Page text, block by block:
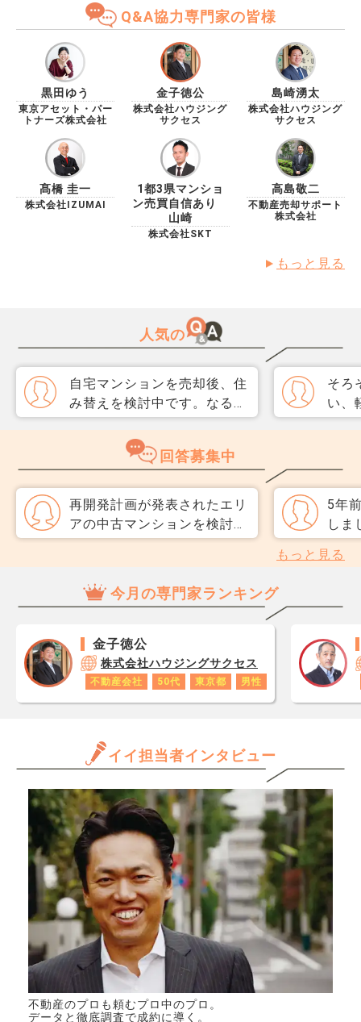
Q&A協力専門家の皆様
黒田ゆう
東京アセット・パー
トナーズ株式会社
金子徳公
株式会社ハウジング
サクセス
島崎湧太
株式会社ハウジング
サクセス
髙橋 圭一
株式会社IZUMAI
1都3県マンショ
ン売買自信あり
山崎
株式会社SKT
高島敬二
不動産売却サポート
株式会社
もっと見る
人気の
自宅マンションを売却後、住
み替えを検討中です。なるべ
く3か月以内に売却をしたい
のですが、一般媒介と専任媒
介で迷っています。 窓口は
だと思うのですが、友人には
専任をおすすめされました。
それぞれメリットデメリット
そろ
い、
取り
直、
のか
だ、
スコ
が1
です
あり
ロ
だけ
ます
きる
か、
専門
回答募集中
再開発計画が発表されたエリ
アの中古マンションを検討し
ています。 完成はまだ7〜8
いません。 「完成すれば街
が変わる」と言われています
続けているかも分かりませ
ん。 再開発前に買う人は、
何を期待して購入しているの
もあると聞き、購入する前に
くお願いいたします。
5年
しま
価も
すが
いう
てし
上が
いも
もっと見る
今月の専門家ランキング
金子徳公
株式会社ハウジングサクセス
不動産会社 50代 東京都 男性
イイ担当者インタビュー
不動産のプロも頼むプロ中のプロ。
データと徹底調査で成約に導く。